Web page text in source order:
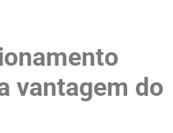
vantagem do